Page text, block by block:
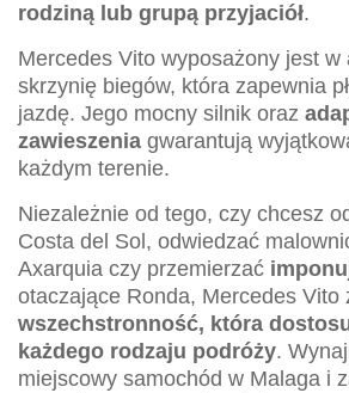
rodziną lub grupą przyjaciół.
Mercedes Vito wyposażony jest w
skrzynię biegów, która zapewnia
jazdę. Jego mocny silnik oraz
zawieszenia gwarantują
każdym terenie.
Niezależnie od tego, czy chcesz
Costa del Sol, odwiedzać
Axarquia czy przemierzać
otaczające Ronda, Mercedes Vito
wszechstronność, która
każdego rodzaju podróży.
miejscowy samochód w Malaga i